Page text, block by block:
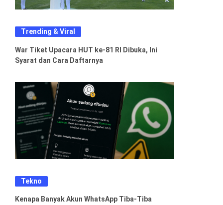
Trending & Viral
War Tiket Upacara HUT ke-81 RI Dibuka, Ini
Syarat dan Cara Daftarnya
Tekno
Kenapa Banyak Akun WhatsApp Tiba-Tiba